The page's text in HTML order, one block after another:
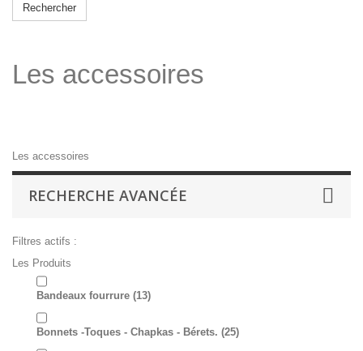
Rechercher
Les accessoires
Les accessoires
RECHERCHE AVANCÉE
Filtres actifs :
Les Produits
Bandeaux fourrure (13)
Bonnets -Toques - Chapkas - Bérets. (25)